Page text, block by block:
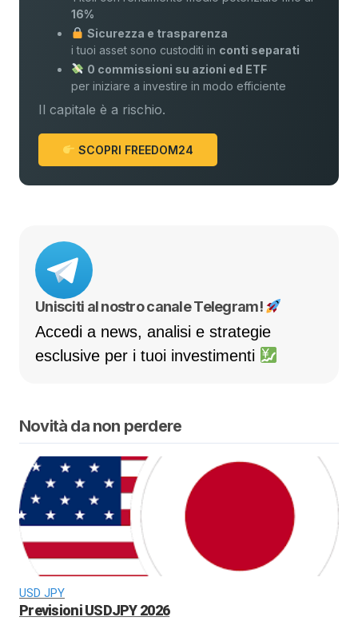
16%
Sicurezza e trasparenza
i tuoi asset sono custoditi in conti separati
0 commissioni su azioni ed ETF
per iniziare a investire in modo efficiente
Il capitale è a rischio.
SCOPRI FREEDOM24
Unisciti al nostro canale Telegram!
Accedi a news, analisi e strategie
esclusive per i tuoi investimenti
Novità da non perdere
USD JPY
Previsioni USDJPY 2026